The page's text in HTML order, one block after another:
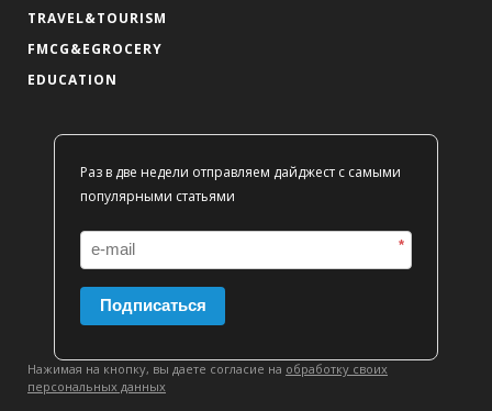
TRAVEL&TOURISM
FMCG&EGROCERY
EDUCATION
Раз в две недели отправляем дайджест с самыми
популярными статьями
*
Подписаться
Нажимая на кнопку, вы даете согласие на обработку своих
персональных данных